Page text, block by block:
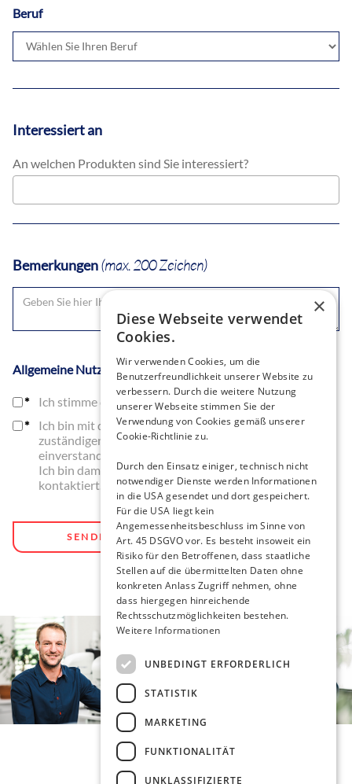
Beruf
Interessiert an
An welchen Produkten sind Sie interessiert?
Bemerkungen(max. 200 Zeichen)
Allgemeine Nutzungsbedingungen
* Ich stimme denDatenschutzbestimmungenzu.
*
Ich bin mit der Weitergabe meiner Daten an den
zuständigen Händler im entsprechenden Land
einverstanden.
Ich bin damit einverstanden, dass der Händler mich
kontaktiert.
×
Diese Webseite verwendet
Cookies.
Wir verwenden Cookies, um die
Benutzerfreundlichkeit unserer Website zu
verbessern. Durch die weitere Nutzung
unserer Webseite stimmen Sie der
Verwendung von Cookies gemäß unserer
Cookie-Richtlinie zu.
Durch den Einsatz einiger, technisch nicht
notwendiger Dienste werden Informationen
in die USA gesendet und dort gespeichert.
Für die USA liegt kein
Angemessenheitsbeschluss im Sinne von
Art. 45 DSGVO vor. Es besteht insoweit ein
Risiko für den Betroffenen, dass staatliche
Stellen auf die übermittelten Daten ohne
konkreten Anlass Zugriff nehmen, ohne
dass hiergegen hinreichende
Rechtsschutzmöglichkeiten bestehen.
Weitere Informationen
UNBEDINGT ERFORDERLICH
STATISTIK
MARKETING
FUNKTIONALITÄT
UNKLASSIFIZIERTE